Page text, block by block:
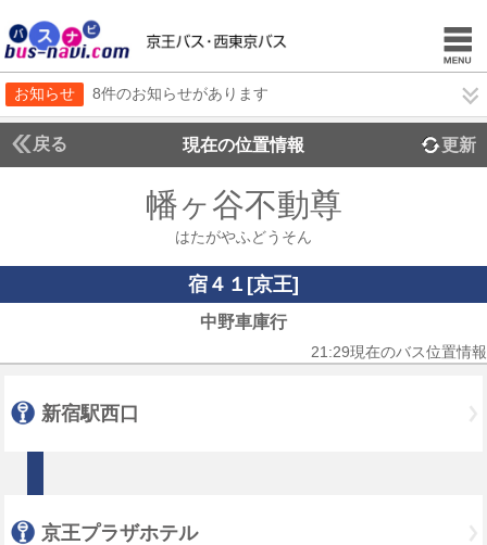
お知らせ 8件のお知らせがあります
戻る 現在の位置情報 更新
幡ヶ谷不動尊
はたがやふどうそん
宿４１[京王]
中野車庫行
21:29現在のバス位置情報
新宿駅西口
京王プラザホテル